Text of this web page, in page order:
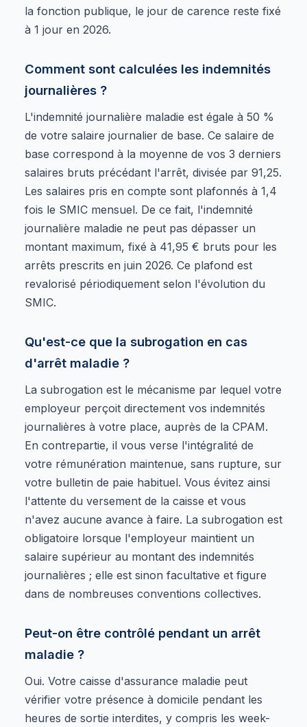
la fonction publique, le jour de carence reste fixé
à 1 jour en 2026.
Comment sont calculées les indemnités
journalières ?
L'indemnité journalière maladie est égale à 50 %
de votre salaire journalier de base. Ce salaire de
base correspond à la moyenne de vos 3 derniers
salaires bruts précédant l'arrêt, divisée par 91,25.
Les salaires pris en compte sont plafonnés à 1,4
fois le SMIC mensuel. De ce fait, l'indemnité
journalière maladie ne peut pas dépasser un
montant maximum, fixé à 41,95 € bruts pour les
arrêts prescrits en juin 2026. Ce plafond est
revalorisé périodiquement selon l'évolution du
SMIC.
Qu'est-ce que la subrogation en cas
d'arrêt maladie ?
La subrogation est le mécanisme par lequel votre
employeur perçoit directement vos indemnités
journalières à votre place, auprès de la CPAM.
En contrepartie, il vous verse l'intégralité de
votre rémunération maintenue, sans rupture, sur
votre bulletin de paie habituel. Vous évitez ainsi
l'attente du versement de la caisse et vous
n'avez aucune avance à faire. La subrogation est
obligatoire lorsque l'employeur maintient un
salaire supérieur au montant des indemnités
journalières ; elle est sinon facultative et figure
dans de nombreuses conventions collectives.
Peut-on être contrôlé pendant un arrêt
maladie ?
Oui. Votre caisse d'assurance maladie peut
vérifier votre présence à domicile pendant les
heures de sortie interdites, y compris les week-